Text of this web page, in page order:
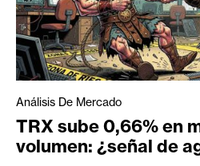
Análisis De Mercado
TRX sube 0,66% en
volumen: ¿señal de